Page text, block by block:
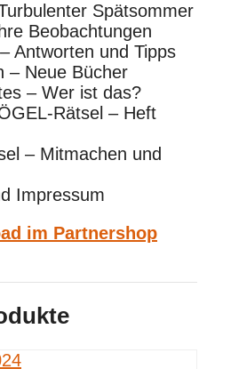
Spätsommer
Beobachtungen
Antworten und Tipps
– Neue Bücher
– Wer ist das?
Rätsel – Heft
– Mitmachen und
Impressum
im Partnershop